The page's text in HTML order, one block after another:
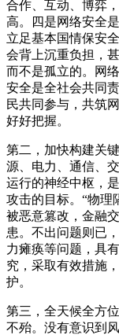
合作、互动、博弈
高。四是网络安全
立足基本国情保安
会背上沉重负担，
而不是孤立的。网
安全是全社会共同
民共同参与，共筑
好好把握。
第二，加快构建关
源、电力、通信、
运行的神经中枢，
攻击的目标。“物理
被恶意篡改，金融
患。不出问题则已
力瘫痪等问题，具
究，采取有效措施
护。
第三，全天候全方
不殆。没有意识到